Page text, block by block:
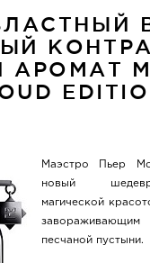
Маэстро Пьер
новый
магической
песчаной пустыни.